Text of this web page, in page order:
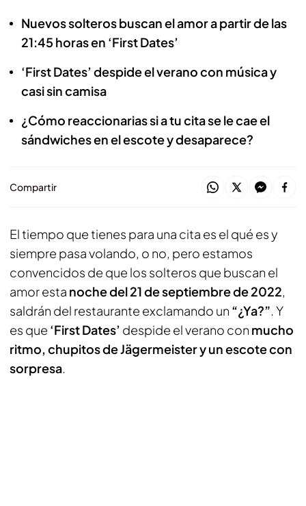
Nuevos solteros buscan el amor a partir de las
21:45 horas en ‘First Dates’
‘First Dates’ despide el verano con música y
casi sin camisa
¿Cómo reaccionarias si a tu cita se le cae el
sándwiches en el escote y desaparece?
Compartir
El tiempo que tienes para una cita es el qué es y
siempre pasa volando, o no, pero estamos
convencidos de que los solteros que buscan el
amor esta noche del 21 de septiembre de 2022,
saldrán del restaurante exclamando un “¿Ya?”. Y
es que ‘First Dates’ despide el verano con mucho
ritmo, chupitos de Jägermeister y un escote con
sorpresa.